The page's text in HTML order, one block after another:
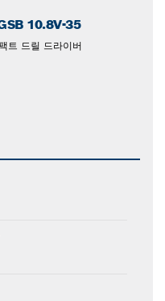
10.8V-35
트 드릴 드라이버